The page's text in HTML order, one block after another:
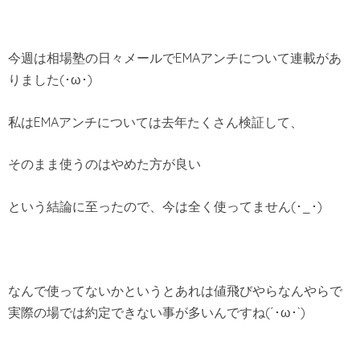
今週は相場塾の日々メールでEMAアンチについて連載があ
りました(･ω･)
私はEMAアンチについては去年たくさん検証して、
そのまま使うのはやめた方が良い
という結論に至ったので、今は全く使ってません(･_･)
なんで使ってないかというとあれは値飛びやらなんやらで
実際の場では約定できない事が多いんですね(´･ω･`)